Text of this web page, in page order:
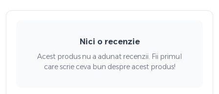
Nici o recenzie
Acest produs nu a adunat recenzii. Fii primul
care scrie ceva bun despre acest produs!